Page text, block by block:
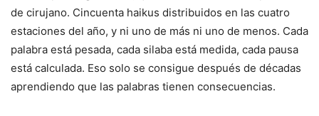
de cirujano. Cincuenta haikus distribuidos en las cuatro
estaciones del año, y ni uno de más ni uno de menos. Cada
palabra está pesada, cada silaba está medida, cada pausa
está calculada. Eso solo se consigue después de décadas
aprendiendo que las palabras tienen consecuencias.